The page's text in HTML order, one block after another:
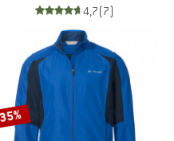
4,7(7)